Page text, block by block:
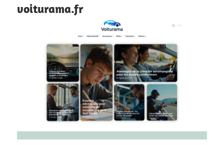
voiturama.fr